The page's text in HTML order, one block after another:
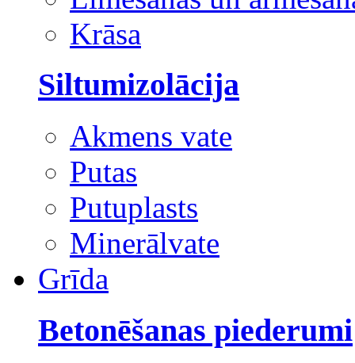
Krāsa
Siltumizolācija
Akmens vate
Putas
Putuplasts
Minerālvate
Grīda
Betonēšanas piederumi